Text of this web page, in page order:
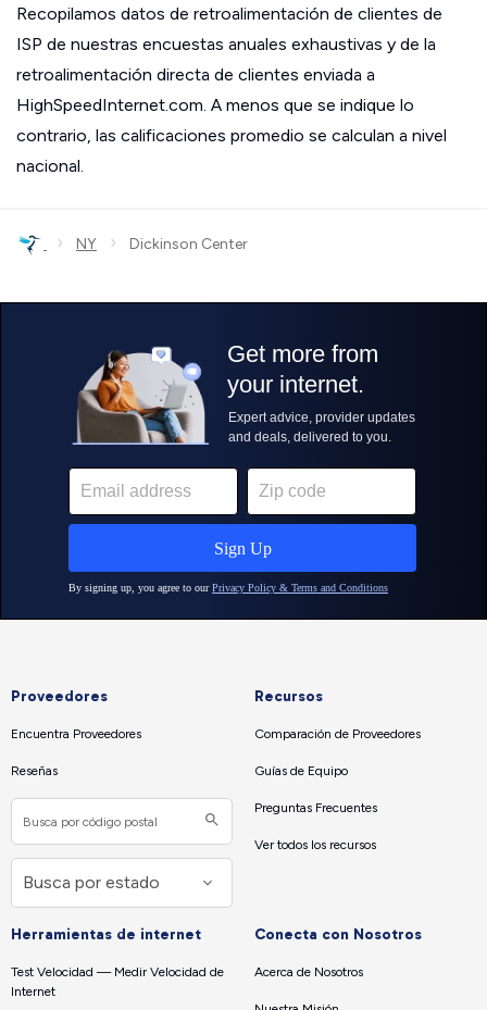
Recopilamos datos de retroalimentación de clientes de
ISP de nuestras encuestas anuales exhaustivas y de la
retroalimentación directa de clientes enviada a
HighSpeedInternet.com. A menos que se indique lo
contrario, las calificaciones promedio se calculan a nivel
nacional.
› NY › Dickinson Center
Proveedores
Encuentra Proveedores
Reseñas
Recursos
Comparación de Proveedores
Guías de Equipo
Preguntas Frecuentes
Ver todos los recursos
Herramientas de internet
Test Velocidad — Medir Velocidad de
Internet
Conecta con Nosotros
Acerca de Nosotros